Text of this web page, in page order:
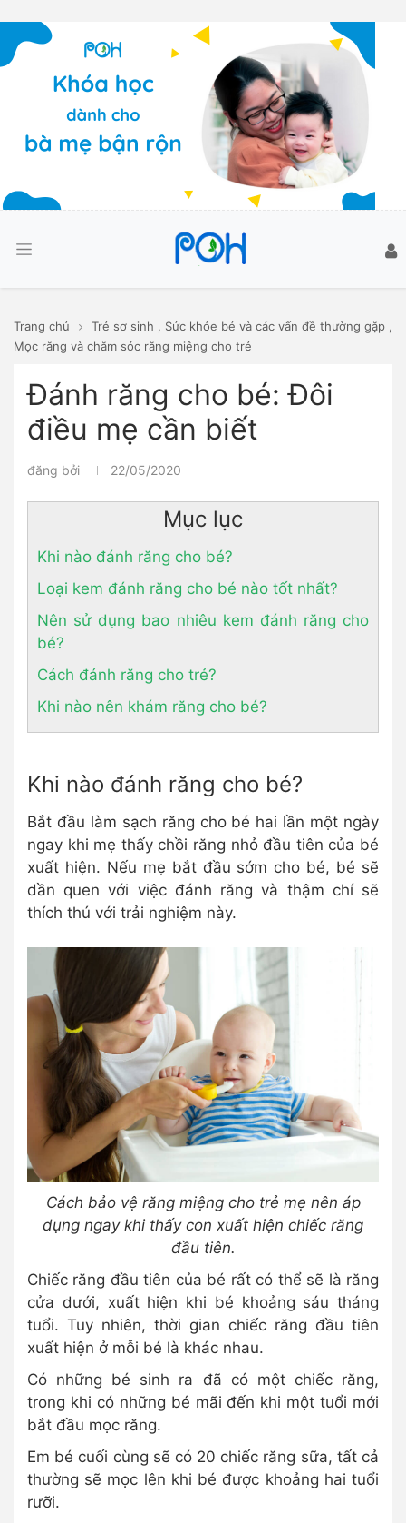
Trang chủ Trẻ sơ sinh , Sức khỏe bé và các vấn đề thường gặp ,
Mọc răng và chăm sóc răng miệng cho trẻ
Đánh răng cho bé: Đôi
điều mẹ cần biết
đăng bởi 22/05/2020
Mục lục
Khi nào đánh răng cho bé?
Loại kem đánh răng cho bé nào tốt nhất?
Nên sử dụng bao nhiêu kem đánh răng cho
bé?
Cách đánh răng cho trẻ?
Khi nào nên khám răng cho bé?
Khi nào đánh răng cho bé?
Bắt đầu làm sạch răng cho bé hai lần một ngày
ngay khi mẹ thấy chồi răng nhỏ đầu tiên của bé
xuất hiện. Nếu mẹ bắt đầu sớm cho bé, bé sẽ
dần quen với việc đánh răng và thậm chí sẽ
thích thú với trải nghiệm này.
Cách bảo vệ răng miệng cho trẻ mẹ nên áp
dụng ngay khi thấy con xuất hiện chiếc răng
đầu tiên.
Chiếc răng đầu tiên của bé rất có thể sẽ là răng
cửa dưới, xuất hiện khi bé khoảng sáu tháng
tuổi. Tuy nhiên, thời gian chiếc răng đầu tiên
xuất hiện ở mỗi bé là khác nhau.
Có những bé sinh ra đã có một chiếc răng,
trong khi có những bé mãi đến khi một tuổi mới
bắt đầu mọc răng.
Em bé cuối cùng sẽ có 20 chiếc răng sữa, tất cả
thường sẽ mọc lên khi bé được khoảng hai tuổi
rưỡi.